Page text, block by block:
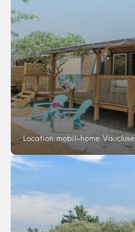
Location mobil-home Vaucluse